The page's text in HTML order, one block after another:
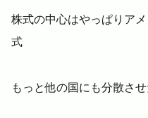
株式の中心はやっぱりア
式
もっと他の国にも分散さ